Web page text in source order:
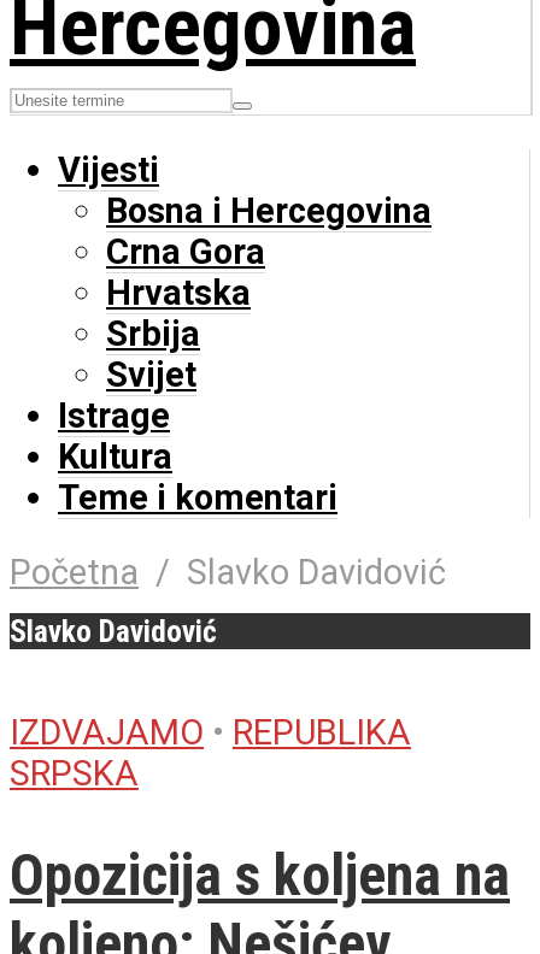
Vijesti
Bosna i Hercegovina
Crna Gora
Hrvatska
Srbija
Svijet
Istrage
Kultura
Teme i komentari
Početna / Slavko Davidović
Slavko Davidović
IZDVAJAMO • REPUBLIKA
SRPSKA
Opozicija s koljena na